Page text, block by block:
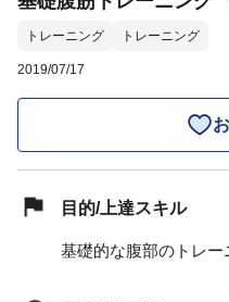
トレーニング トレーニング
2019/07/17
目的/上達スキル
基礎的な腹部のトレー